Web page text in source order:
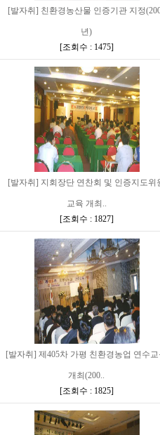
[발자취] 친환경농산물 인증기관 지정
년)
[조회수 : 1475]
[발자취] 지회장단 연찬회 및 인증지도위
교육 개최..
[조회수 : 1827]
[발자취] 제405차 가평 친환경농업 연수
개최(200..
[조회수 : 1825]